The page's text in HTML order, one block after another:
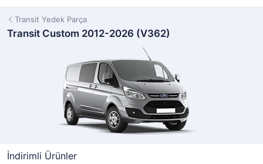
Transit Yedek Parça
Transit Custom 2012-2026 (V362)
İndirimli Ürünler